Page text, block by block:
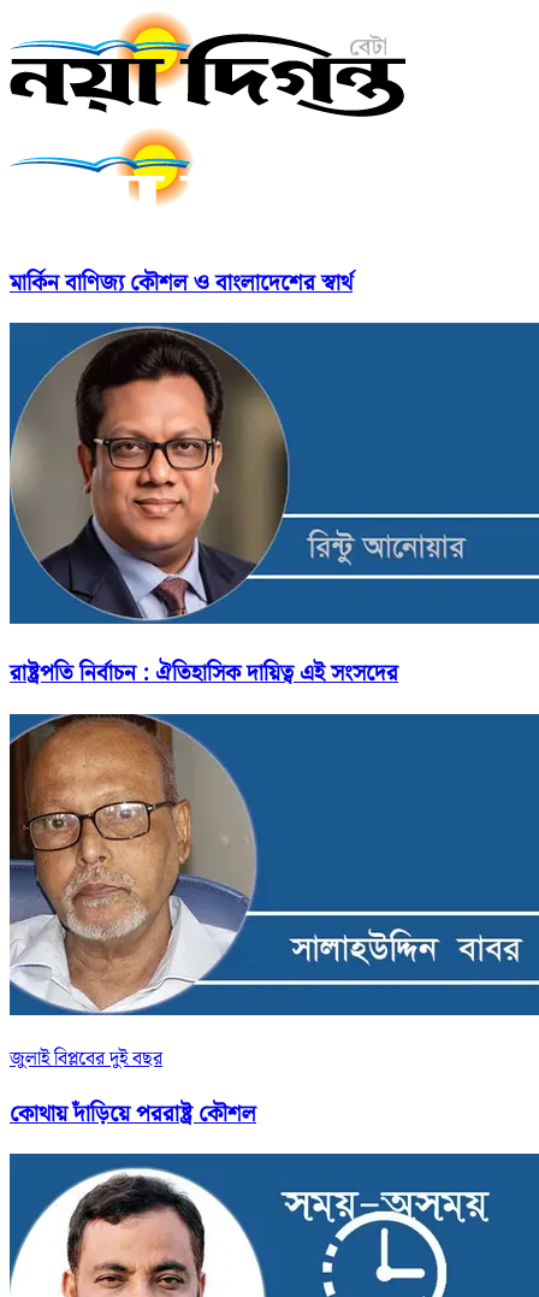
মার্কিন বাণিজ্য কৌশল ও বাংলাদেশের স্বার্থ
রাষ্ট্রপতি নির্বাচন : ঐতিহাসিক দায়িত্ব এই সংসদের
জুলাই বিপ্লবের দুই বছর
কোথায় দাঁড়িয়ে পররাষ্ট্র কৌশল